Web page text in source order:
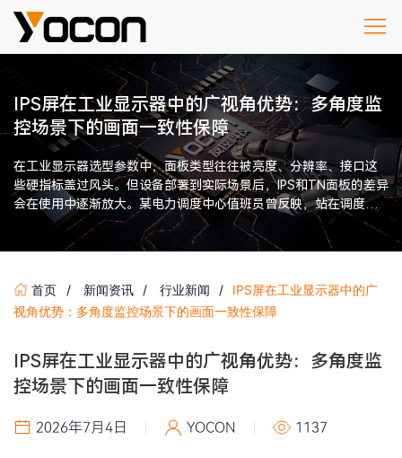
IPS屏在工业显示器中的广视角优势：多角度监
控场景下的画面一致性保障
在工业显示器选型参数中，面板类型往往被亮度、分辨率、接口这
些硬指标盖过风头。但设备部署到实际场景后，IPS和TN面板的差异
会在使用中逐渐放大。某电力调度中心值班员曾反映，站在调度大
屏侧面三米处查看右侧 […]
首页 新闻资讯 行业新闻
IPS屏在工业显示器中的广
视角优势：多角度监控场景下的画面一致性保障
IPS屏在工业显示器中的广视角优势：多角度监
控场景下的画面一致性保障
2026年7月4日 YOCON 1137